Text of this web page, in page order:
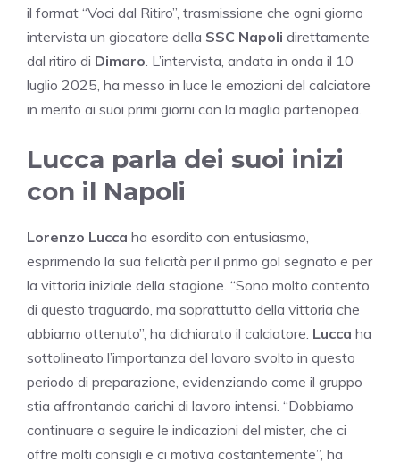
il format “Voci dal Ritiro”, trasmissione che ogni giorno
intervista un giocatore della SSC Napoli direttamente
dal ritiro di Dimaro. L’intervista, andata in onda il 10
luglio 2025, ha messo in luce le emozioni del calciatore
in merito ai suoi primi giorni con la maglia partenopea.
Lucca parla dei suoi inizi
con il Napoli
Lorenzo Lucca ha esordito con entusiasmo,
esprimendo la sua felicità per il primo gol segnato e per
la vittoria iniziale della stagione. “Sono molto contento
di questo traguardo, ma soprattutto della vittoria che
abbiamo ottenuto”, ha dichiarato il calciatore. Lucca ha
sottolineato l’importanza del lavoro svolto in questo
periodo di preparazione, evidenziando come il gruppo
stia affrontando carichi di lavoro intensi. “Dobbiamo
continuare a seguire le indicazioni del mister, che ci
offre molti consigli e ci motiva costantemente”, ha